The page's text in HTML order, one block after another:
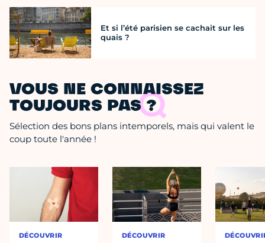
Et si l’été parisien se cachait sur les
quais ?
VOUS NE CONNAISSEZ
TOUJOURS PAS ?
Sélection des bons plans intemporels, mais qui valent le
coup toute l'année !
DÉCOUVRIR DÉCOUVRIR